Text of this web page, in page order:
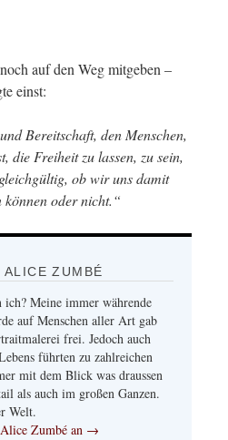
auf den Weg mitgeben –
einst:
Bereitschaft, den Menschen,
die Freiheit zu lassen, zu sein,
ob wir uns damit
können oder nicht.“
ALICE ZUMBÉ
ich? Meine immer währende
auf Menschen aller Art gab
frei. Jedoch auch
führten zu zahlreichen
mit dem Blick was draussen
als auch im großen Ganzen.
Welt.
Zumbé an →